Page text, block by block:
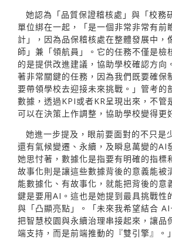
她認為「品質保證稽核處」與「校務
單位綁在一起，「是一個非常非常有前
計」，因為品保稽核處在整體發展中，
師」兼「領航員」。它的任務不僅是檢
的是提供改進建議，協助學校確認方向
著非常關鍵的任務，因為我們既要確保
要帶領學校去迎接未來挑戰。」管考的
數據，透過KPI或者KR呈現出來，不管
可以在決策上作調整，協助學校變得更
她進一步提及，眼前要面對的不只是
還有氣候變遷、永續，及瞬息萬變的AI
她思忖著，數據化是指要有明確的指標
故事化則是讓這些數據背後的意義能被
能數據化、有故事化，就能把背後的意
鍵是要用AI。這也是她提到最具挑戰性
與「凸顯亮點」。「未來我希望結合
把智慧校園與永續治理串接起來，讓品
端支持，而是前端推動的『雙引擎』。」